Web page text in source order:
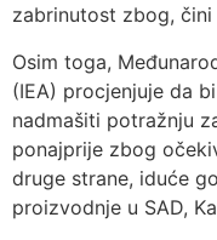
zabrinutost zbog,
Osim toga,
(IEA) procjenjuje da
nadmašiti potražnju
ponajprije zbog
druge strane, iduće
proizvodnje u SAD,